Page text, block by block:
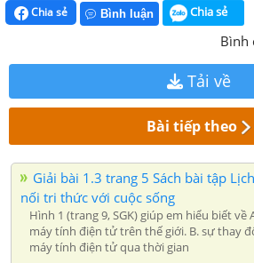
Chia sẻ Bình luận Chia sẻ
Bình
Tải về
Bài tiếp theo
Giải bài 1.3 trang 5 Sách bài tập
nối tri thức với cuộc sống
Hình 1 (trang 9, SGK) giúp em hiểu biết về
máy tính điện tử trên thế giới. B. sự thay
máy tính điện tử qua thời gian